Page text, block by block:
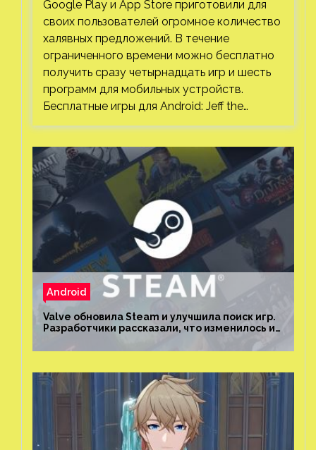
Google Play и App Store приготовили для
своих пользователей огромное количество
халявных предложений. В течение
ограниченного времени можно бесплатно
получить сразу четырнадцать игр и шесть
программ для мобильных устройств.
Бесплатные игры для Android: Jeff the…
Android
Valve обновила Steam и улучшила поиск игр.
Разработчики рассказали, что изменилось и